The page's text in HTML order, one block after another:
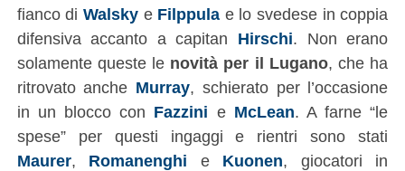
fianco di Walskye Filppula e lo svedese in coppia
difensiva accanto a capitan Hirschi. Non erano
solamente queste le novità per il Lugano, che ha
ritrovato anche Murray, schierato per l’occasione
in un blocco con Fazzini e McLean. A farne “le
spese” per questi ingaggi e rientri sono stati
Maurer, Romanenghi e Kuonen, giocatori in